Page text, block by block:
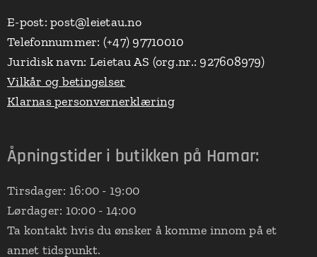
E-post: post@leietau.no
Telefonnummer: (+47) 97710010
Juridisk navn: Leietau AS (org.nr.: 927608979)
Vilkår og betingelser
Klarnas personvernerklæring
Åpningstider i butikken på Hamar:
Tirsdager: 16:00 - 19:00
Lørdager: 10:00 - 14:00
Ta kontakt hvis du ønsker å komme innom på et
annet tidspunkt.